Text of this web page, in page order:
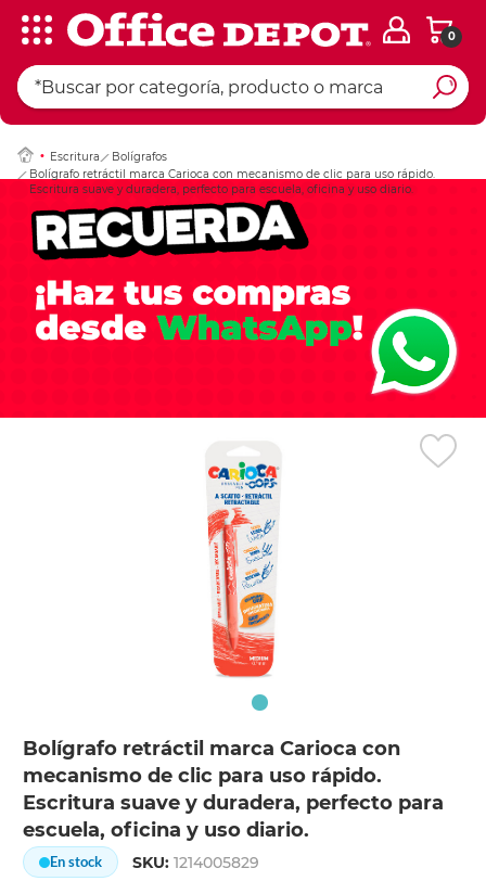
0
Escritura
Bolígrafos
Bolígrafo retráctil marca Carioca con mecanismo de clic para uso rápido.
Escritura suave y duradera, perfecto para escuela, oficina y uso diario.
Bolígrafo retráctil marca Carioca con
mecanismo de clic para uso rápido.
Escritura suave y duradera, perfecto para
escuela, oficina y uso diario.
En stock SKU:1214005829
Ingresar Codigo